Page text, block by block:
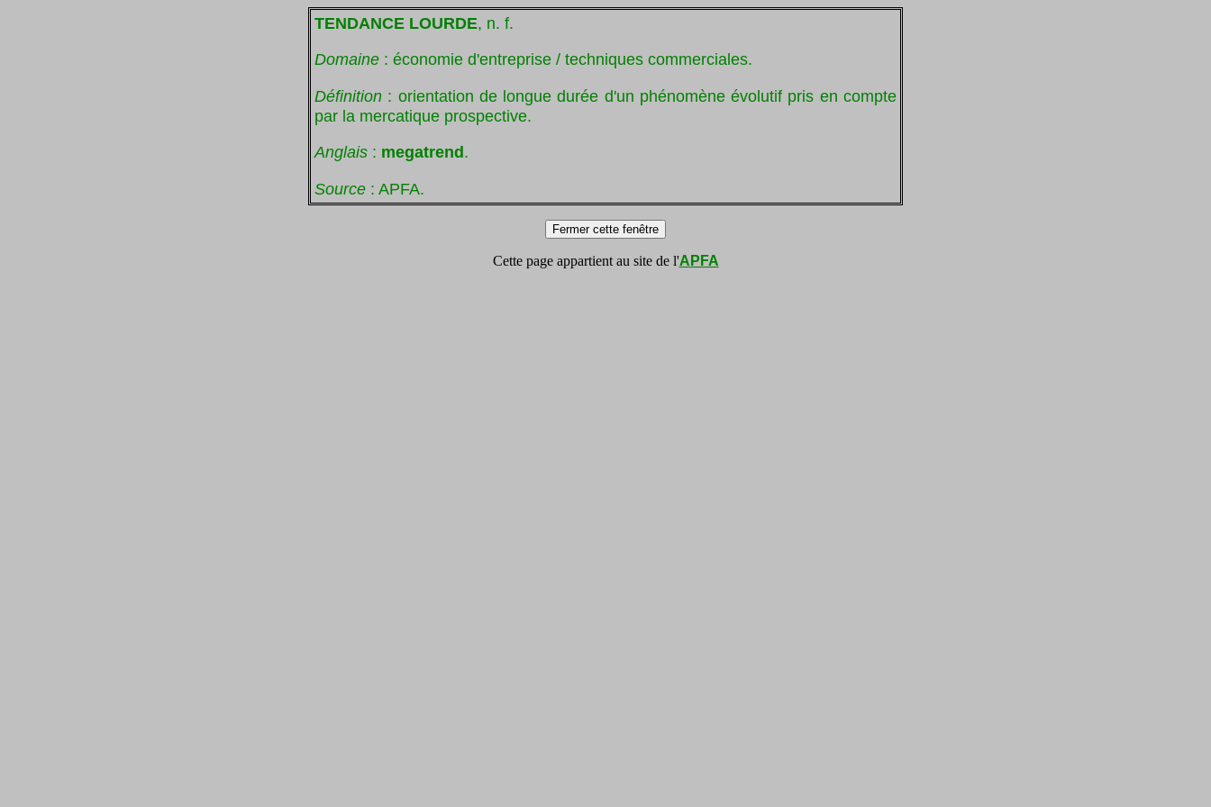
TENDANCE LOURDE, n. f.
Domaine : économie d'entreprise / techniques commerciales.
Définition : orientation de longue durée d'un phénomène évolutif pris en compte
par la mercatique prospective.
Anglais : megatrend.
Source : APFA.
Cette page appartient au site de l'APFA